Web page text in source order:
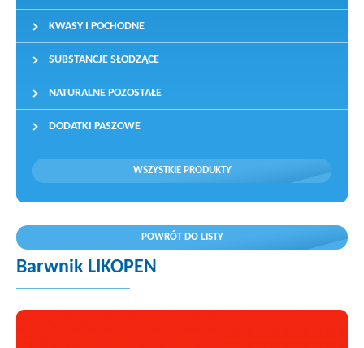
KWASY I POCHODNE
SUBSTANCJE SŁODZĄCE
NATURALNE POZOSTAŁE
DODATKI PASZOWE
WSZYSTKIE PRODUKTY
POWRÓT DO LISTY
Barwnik LIKOPEN